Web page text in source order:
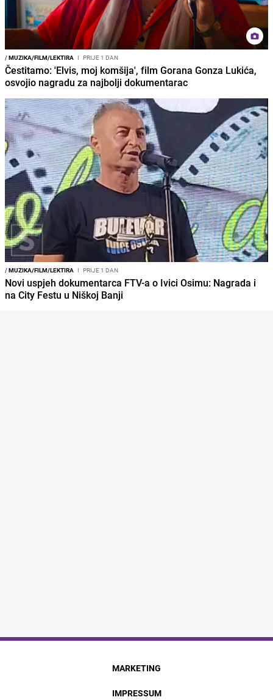
/MUZIKA/FILM/LEKTIRA I PRIJE 1 DAN
Čestitamo: 'Elvis, moj komšija', film Gorana Gonza Lukića,
osvojio nagradu za najbolji dokumentarac
/MUZIKA/FILM/LEKTIRA I PRIJE 1 DAN
Novi uspjeh dokumentarca FTV-a o Ivici Osimu: Nagrada i
na City Festu u Niškoj Banji
MARKETING
IMPRESSUM